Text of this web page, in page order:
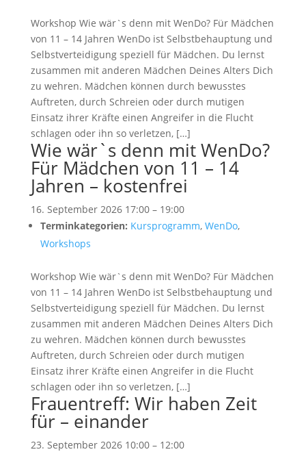
Workshop Wie wär`s denn mit WenDo? Für Mädchen
von 11 – 14 Jahren WenDo ist Selbstbehauptung und
Selbstverteidigung speziell für Mädchen. Du lernst
zusammen mit anderen Mädchen Deines Alters Dich
zu wehren. Mädchen können durch bewusstes
Auftreten, durch Schreien oder durch mutigen
Einsatz ihrer Kräfte einen Angreifer in die Flucht
schlagen oder ihn so verletzen, […]
Wie wär`s denn mit WenDo?
Für Mädchen von 11 – 14
Jahren – kostenfrei
16. September 2026 17:00– 19:00
Terminkategorien: Kursprogramm, WenDo,
Workshops
Workshop Wie wär`s denn mit WenDo? Für Mädchen
von 11 – 14 Jahren WenDo ist Selbstbehauptung und
Selbstverteidigung speziell für Mädchen. Du lernst
zusammen mit anderen Mädchen Deines Alters Dich
zu wehren. Mädchen können durch bewusstes
Auftreten, durch Schreien oder durch mutigen
Einsatz ihrer Kräfte einen Angreifer in die Flucht
schlagen oder ihn so verletzen, […]
Frauentreff: Wir haben Zeit
für – einander
23. September 2026 10:00– 12:00